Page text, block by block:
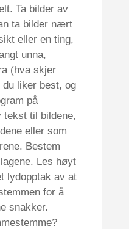
Ta bilder av
ta bilder nært
eller en ting,
unna,
(hva skjer
du liker best, og
på
tekst til bildene,
neeller som
Bestem
Les høyt
lydopptak av at
for å
snakker.